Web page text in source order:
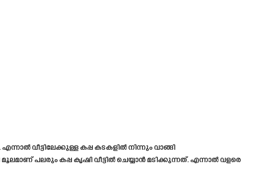
വീട്ടിലേക്കുള്ള കപ്പ കടകളിൽ നിന്നും വാങ്ങി
പലരും കപ്പ കൃഷി വീട്ടിൽ ചെയ്യാൻ മടിക്കുന്നത്. എന്നാൽ വളരെ